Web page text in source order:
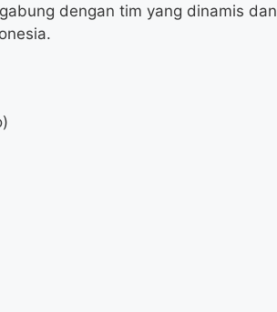
dengan tim yang dinamis dan